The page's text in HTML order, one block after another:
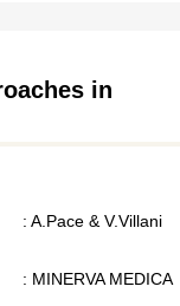
in
: A.Pace & V.Villani
: MINERVA MEDICA